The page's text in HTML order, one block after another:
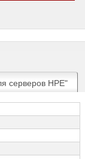
серверов HPE"